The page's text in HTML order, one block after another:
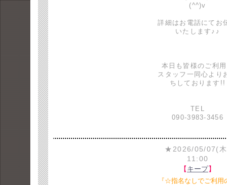
(^^)v
詳細はお電話にてお
いたします♪♪
本日も皆様のご利
スタッフ一同心より
ちしております!!
TEL
090-3983-3456
★2026/05/07(
11:00
【キープ】
『☆指名なしでご利用